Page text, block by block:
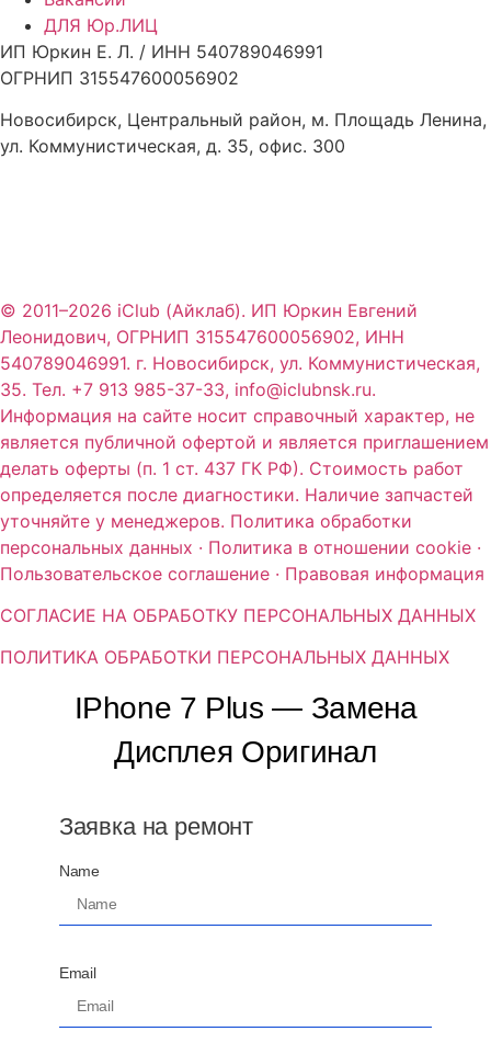
ДЛЯ Юр.ЛИЦ
ИП Юркин Е. Л. / ИНН 540789046991
ОГРНИП 315547600056902
Новосибирск, Центральный район, м. Площадь Ленина,
ул. Коммунистическая, д. 35, офис. 300
© 2011–2026 iClub (Айклаб). ИП Юркин Евгений
Леонидович, ОГРНИП 315547600056902, ИНН
540789046991. г. Новосибирск, ул. Коммунистическая,
35. Тел. +7 913 985-37-33, info@iclubnsk.ru.
Информация на сайте носит справочный характер, не
является публичной офертой и является приглашением
делать оферты (п. 1 ст. 437 ГК РФ). Стоимость работ
определяется после диагностики. Наличие запчастей
уточняйте у менеджеров. Политика обработки
персональных данных · Политика в отношении cookie ·
Пользовательское соглашение · Правовая информация
СОГЛАСИЕ НА ОБРАБОТКУ ПЕРСОНАЛЬНЫХ ДАННЫХ
ПОЛИТИКА ОБРАБОТКИ ПЕРСОНАЛЬНЫХ ДАННЫХ
IPhone 7 Plus — Замена
Дисплея Оригинал
Заявка на ремонт
Name
Email